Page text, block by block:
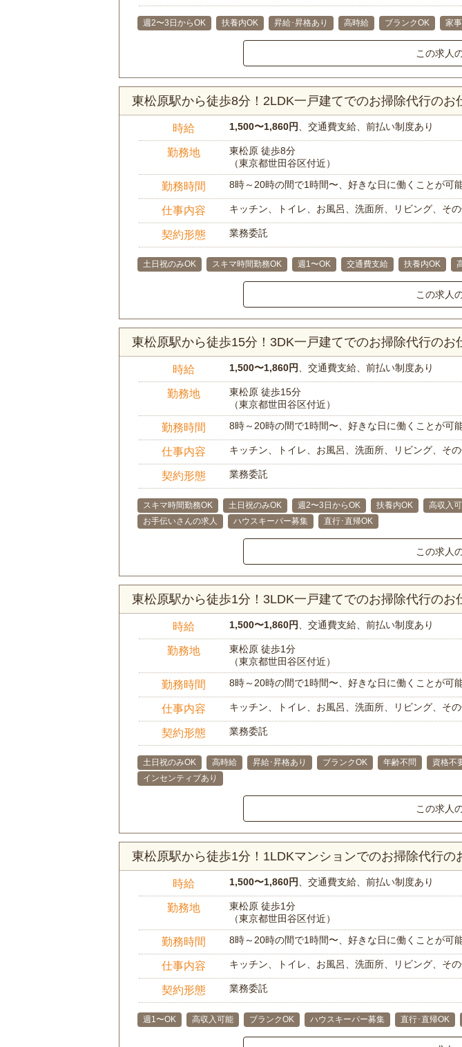
週2〜3日からOK 扶養内OK 昇給･昇格あり 高時給 ブランクOK 家
この求人
東松原駅から徒歩8分！2LDK一戸建てでのお掃除代行のお
時給 1,500〜1,860円 、交通費支給、前払い制度あり
勤務地
東松原 徒歩8分
（東京都世田谷区付近）
勤務時間 8時～20時の間で1時間〜、好きな日に働くことが可
仕事内容 キッチン、トイレ、お風呂、洗面所、リビング、そ
契約形態 業務委託
土日祝のみOK スキマ時間勤務OK 週1〜OK 交通費支給 扶養内OK
この求人
東松原駅から徒歩15分！3DK一戸建てでのお掃除代行のお
時給 1,500〜1,860円 、交通費支給、前払い制度あり
勤務地
東松原 徒歩15分
（東京都世田谷区付近）
勤務時間 8時～20時の間で1時間〜、好きな日に働くことが可
仕事内容 キッチン、トイレ、お風呂、洗面所、リビング、そ
契約形態 業務委託
スキマ時間勤務OK 土日祝のみOK 週2〜3日からOK 扶養内OK 高収入
お手伝いさんの求人
ハウスキーパー募集 直行･直帰OK
この求人
東松原駅から徒歩1分！3LDK一戸建てでのお掃除代行のお
時給 1,500〜1,860円 、交通費支給、前払い制度あり
勤務地
東松原 徒歩1分
（東京都世田谷区付近）
勤務時間 8時～20時の間で1時間〜、好きな日に働くことが可
仕事内容 キッチン、トイレ、お風呂、洗面所、リビング、そ
契約形態 業務委託
土日祝のみOK 高時給 昇給･昇格あり ブランクOK 年齢不問 資格不
インセンティブあり
この求人
東松原駅から徒歩1分！1LDKマンションでのお掃除代行の
時給 1,500〜1,860円 、交通費支給、前払い制度あり
勤務地
東松原 徒歩1分
（東京都世田谷区付近）
勤務時間 8時～20時の間で1時間〜、好きな日に働くことが可
仕事内容 キッチン、トイレ、お風呂、洗面所、リビング、そ
契約形態 業務委託
週1〜OK 高収入可能 ブランクOK ハウスキーパー募集 直行･直帰OK